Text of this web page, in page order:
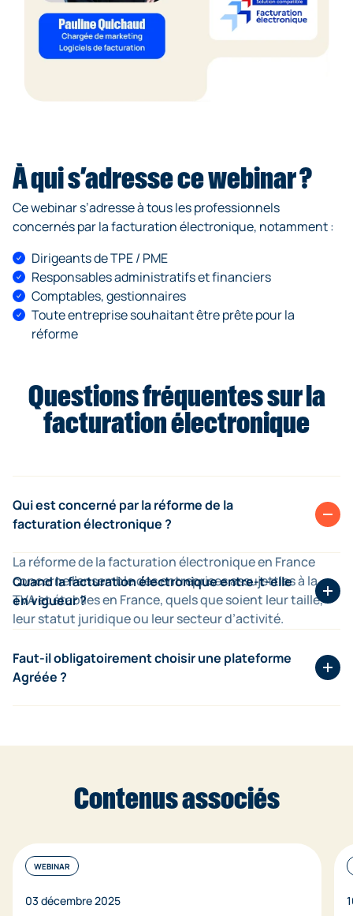
À qui s’adresse ce webinar ?
Ce webinar s’adresse à tous les professionnels
concernés par la facturation électronique, notamment :
Dirigeants de TPE / PME
Responsables administratifs et financiers
Comptables, gestionnaires
Toute entreprise souhaitant être prête pour la
réforme
Questions fréquentes sur la
facturation électronique
Qui est concerné par la réforme de la
facturation électronique ?
La réforme de la facturation électronique en France
concerne l’ensemble des entreprises assujetties à la
TVA et établies en France, quels que soient leur taille,
leur statut juridique ou leur secteur d’activité.
Quand la facturation électronique entre-t-elle
en vigueur ?
du 1er septembre 2026 en France. Dès cette date,
toutes les entreprises doivent recevoir des factures
Puis, à partir du 1er septembre 2027, l’obligation
Faut-il obligatoirement choisir une plateforme
Agréée ?
La PA assure la transmission sécurisée des factures et
des données à l’administration fiscale. Choisir une PA
essentiel pour être conforme.
Contenus associés
WEBINAR
03 décembre 2025